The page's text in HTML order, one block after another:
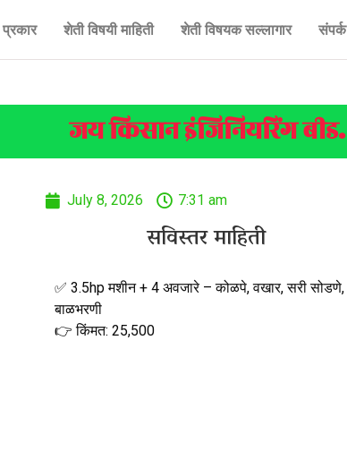
प्रकार शेती विषयी माहिती शेती विषयक सल्लागार संपर्क
जय किसान इंजिनियरिंग बीड.
July 8, 2026 7:31 am
सविस्तर माहिती
✅ 3.5hp मशीन + 4 अवजारे – कोळपे, वखार, सरी सोडणे,
बाळभरणी
👉 किंमत: ₹25,500